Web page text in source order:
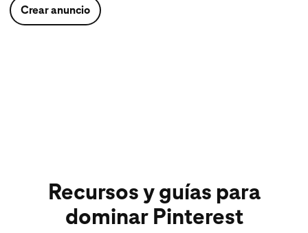
Crear anuncio
Recursos y guías para
dominar Pinterest